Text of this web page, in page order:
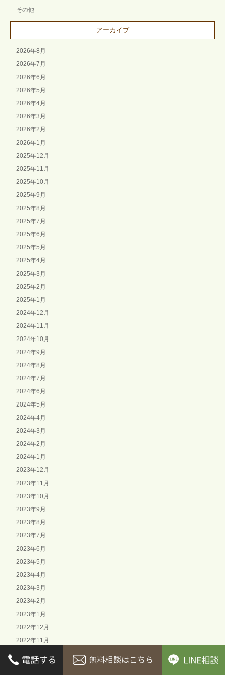
その他
アーカイブ
2026年8月
2026年7月
2026年6月
2026年5月
2026年4月
2026年3月
2026年2月
2026年1月
2025年12月
2025年11月
2025年10月
2025年9月
2025年8月
2025年7月
2025年6月
2025年5月
2025年4月
2025年3月
2025年2月
2025年1月
2024年12月
2024年11月
2024年10月
2024年9月
2024年8月
2024年7月
2024年6月
2024年5月
2024年4月
2024年3月
2024年2月
2024年1月
2023年12月
2023年11月
2023年10月
2023年9月
2023年8月
2023年7月
2023年6月
2023年5月
2023年4月
2023年3月
2023年2月
2023年1月
2022年12月
2022年11月
2022年9月